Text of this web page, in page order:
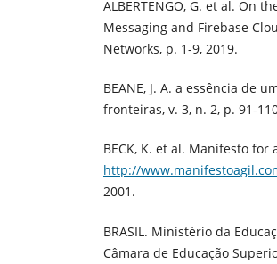
ALBERTENGO, G. et al. On
Messaging and Firebase
Networks, p. 1-9, 2019.
BEANE, J. A. a essência de
fronteiras, v. 3, n. 2, p. 91-
BECK, K. et al. Manifesto
http://
2001.
BRASIL. Ministério da
Câmara de Educação